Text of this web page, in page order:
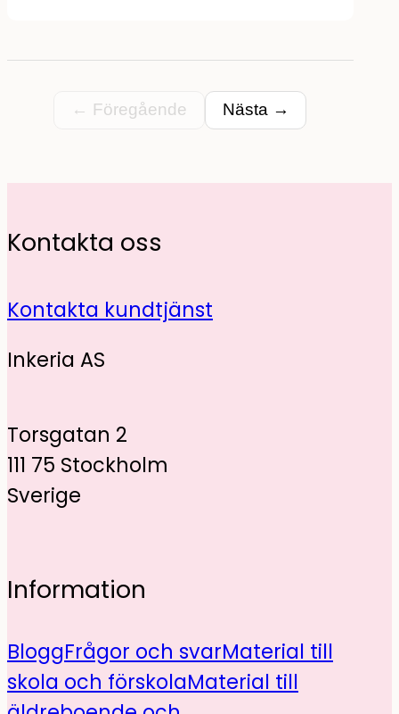
← Föregående Nästa →
Kontakta oss
Kontakta kundtjänst
Inkeria AS
Torsgatan 2
111 75 Stockholm
Sverige
Information
BloggFrågor och svarMaterial till
skola och förskolaMaterial till